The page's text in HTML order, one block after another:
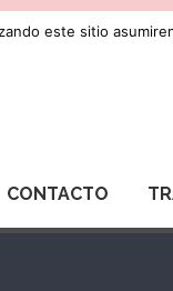
CONTACTO
este sitio